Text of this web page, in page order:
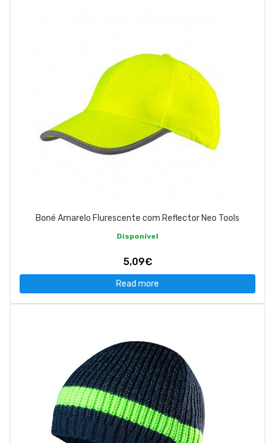
Boné Amarelo Flurescente com Reflector Neo Tools
Disponível
5,09€
Read more